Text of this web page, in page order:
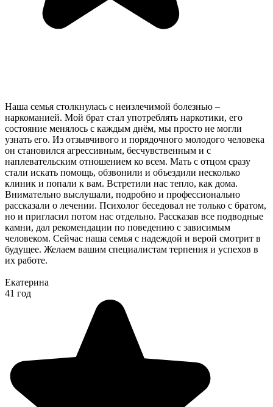
Наша семья столкнулась с неизлечимой болезнью –
наркоманией. Мой брат стал употреблять наркотики, его
состояние менялось с каждым днём, мы просто не могли
узнать его. Из отзывчивого и порядочного молодого человека
он становился агрессивным, бесчувственным и с
наплевательским отношением ко всем. Мать с отцом сразу
стали искать помощь, обзвонили и объездили несколько
клиник и попали к вам. Встретили нас тепло, как дома.
Внимательно выслушали, подробно и профессионально
рассказали о лечении. Психолог беседовал не только с братом,
но и пригласил потом нас отдельно. Рассказав все подводные
камни, дал рекомендации по поведению с зависимым
человеком. Сейчас наша семья с надеждой и верой смотрит в
будущее. Желаем вашим специалистам терпения и успехов в
их работе.
Екатерина
41 год